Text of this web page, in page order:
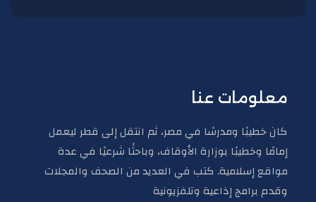
معلومات عنا
كان خطيبًا ومدرسًا في مصر، ثم انتقل إلى قطر ليعمل
إمامًا وخطيبًا بوزارة الأوقاف، وباحثًا شرعيًا في عدة
مواقع إسلامية. كتب في العديد من الصحف والمجلات
وقدم برامج إذاعية وتلفزيونية